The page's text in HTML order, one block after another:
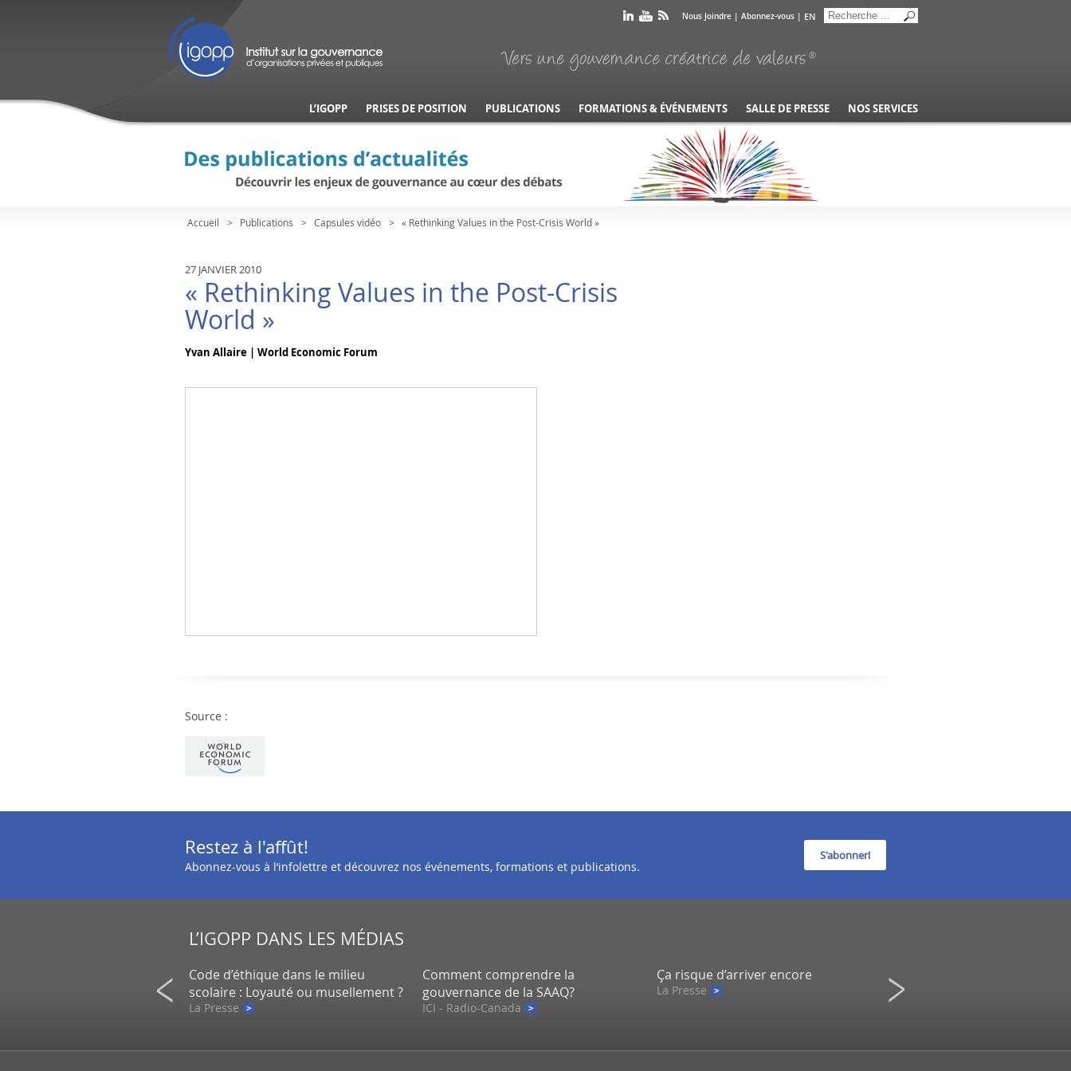
Nous Joindre | Abonnez-vous | EN
L’IGOPP PRISES DE POSITION PUBLICATIONS FORMATIONS & ÉVÉNEMENTS SALLE DE PRESSE NOS SERVICES
Accueil Publications Capsules vidéo « Rethinking Values in the Post-Crisis World »
27 JANVIER 2010
« Rethinking Values in the Post-Crisis
World »
Yvan Allaire | World Economic Forum
Source :
Restez à l'affût!
Abonnez-vous à l’infolettre et découvrez nos événements, formations et publications.
S'abonner!
L’IGOPP DANS LES MÉDIAS
gros placement de la CDPQ
Code d’éthique dans le milieu
scolaire : Loyauté ou musellement ?
La Presse
Comment comprendre la
gouvernance de la SAAQ?
ICI - Radio-Canada
Ça risque d’arriver encore
La Presse
Infidélité à un spectacle de
Une démission inévitable ?